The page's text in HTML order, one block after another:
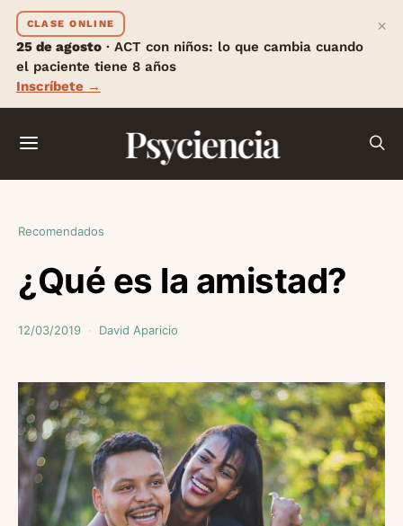
CLASE ONLINE
25 de agosto · ACT con niños: lo que cambia cuando
el paciente tiene 8 años
Inscríbete →
×
Psyciencia
Recomendados
¿Qué es la amistad?
12/03/2019 David Aparicio